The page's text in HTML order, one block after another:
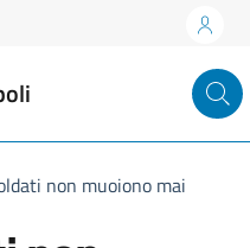
non muoiono mai